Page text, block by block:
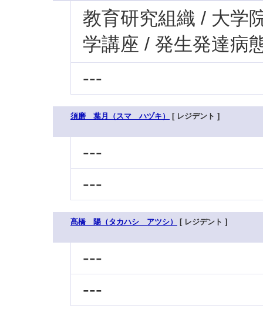
教育研究組織 / 大学
学講座 / 発生発達病
---
須磨 葉月（スマ ハヅキ） [ レジデント ]
---
---
髙橋 陽（タカハシ アツシ） [ レジデント ]
---
---